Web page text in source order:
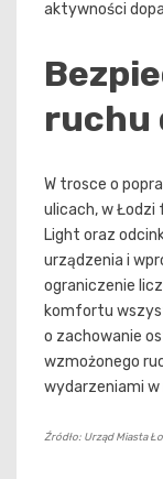
aktywności
ruchu
W trosce o
ulicach, w
Light oraz
urządzenia i
ograniczenie
komfortu
o zachowanie
wzmożonego
wydarzeniami w
Źródło: Urząd Miasta